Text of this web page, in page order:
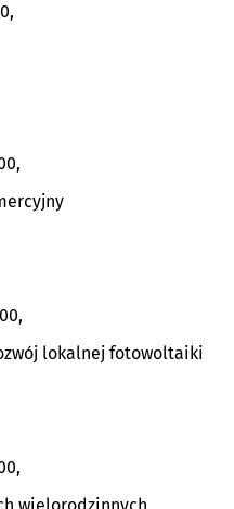
lokalnej fotowoltaiki